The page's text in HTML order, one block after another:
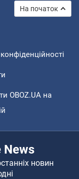
На початок
OBOZ.UA на
News
новин